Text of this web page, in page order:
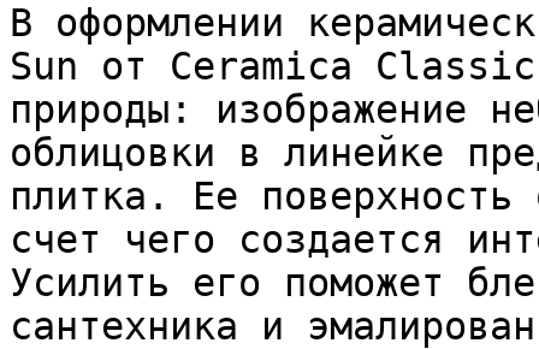
В оформлении
Sun от Ceramica
природы: изображение
облицовки в линейке
плитка. Ее поверхность
счет чего создается
Усилить его поможет
сантехника и